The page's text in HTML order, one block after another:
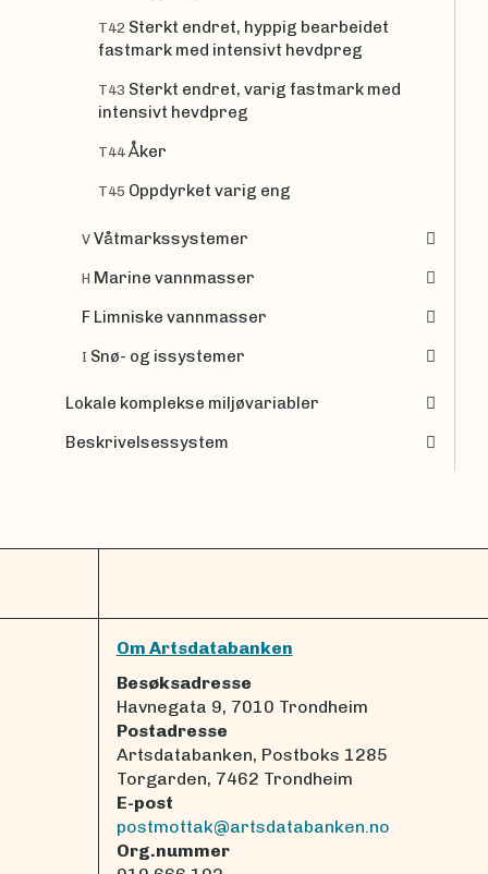
T42 Sterkt endret, hyppig bearbeidet
fastmark med intensivt hevdpreg
T43 Sterkt endret, varig fastmark med
intensivt hevdpreg
T44Åker
T45 Oppdyrket varig eng
V Våtmarkssystemer
H Marine vannmasser
F Limniske vannmasser
I Snø- og issystemer
Lokale komplekse miljøvariabler
Beskrivelsessystem
Om Artsdatabanken
Besøksadresse
Havnegata 9, 7010 Trondheim
Postadresse
Artsdatabanken, Postboks 1285
Torgarden, 7462 Trondheim
E-post
postmottak@artsdatabanken.no
Org.nummer